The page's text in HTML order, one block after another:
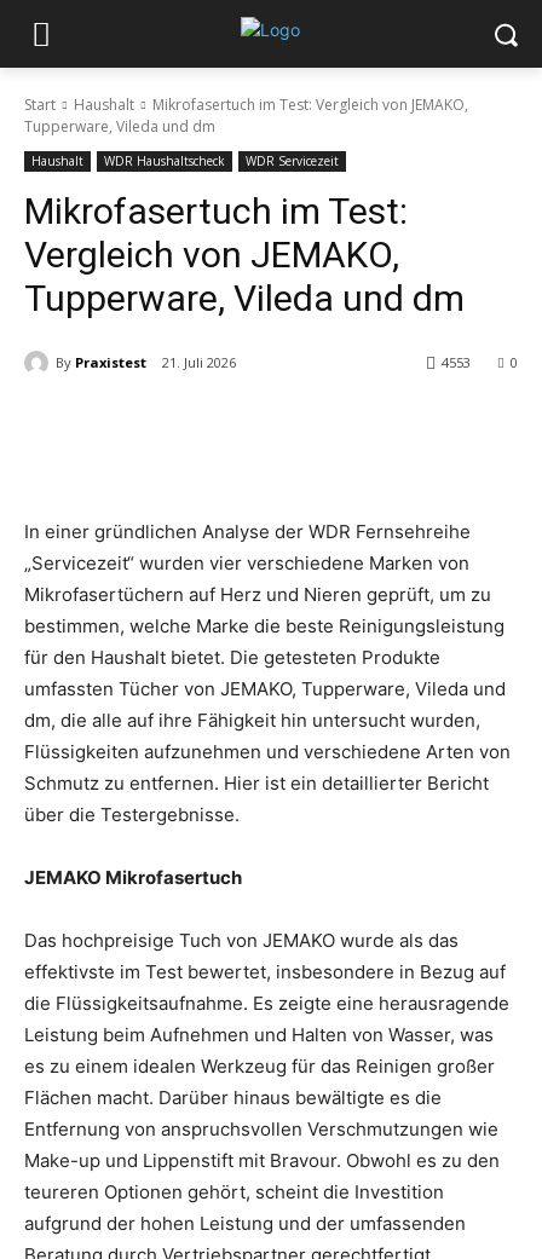
Start Haushalt
Mikrofasertuch im Test: Vergleich von JEMAKO,
Tupperware, Vileda und dm
Haushalt WDR Haushaltscheck WDR Servicezeit
Mikrofasertuch im Test:
Vergleich von JEMAKO,
Tupperware, Vileda und dm
By Praxistest 21. Juli 2026 0
4553
In einer gründlichen Analyse der WDR Fernsehreihe
„Servicezeit“ wurden vier verschiedene Marken von
Mikrofasertüchern auf Herz und Nieren geprüft, um zu
bestimmen, welche Marke die beste Reinigungsleistung
für den Haushalt bietet. Die getesteten Produkte
umfassten Tücher von JEMAKO, Tupperware, Vileda und
dm, die alle auf ihre Fähigkeit hin untersucht wurden,
Flüssigkeiten aufzunehmen und verschiedene Arten von
Schmutz zu entfernen. Hier ist ein detaillierter Bericht
über die Testergebnisse.
JEMAKO Mikrofasertuch
Das hochpreisige Tuch von JEMAKO wurde als das
effektivste im Test bewertet, insbesondere in Bezug auf
die Flüssigkeitsaufnahme. Es zeigte eine herausragende
Leistung beim Aufnehmen und Halten von Wasser, was
es zu einem idealen Werkzeug für das Reinigen großer
Flächen macht. Darüber hinaus bewältigte es die
Entfernung von anspruchsvollen Verschmutzungen wie
Make-up und Lippenstift mit Bravour. Obwohl es zu den
teureren Optionen gehört, scheint die Investition
aufgrund der hohen Leistung und der umfassenden